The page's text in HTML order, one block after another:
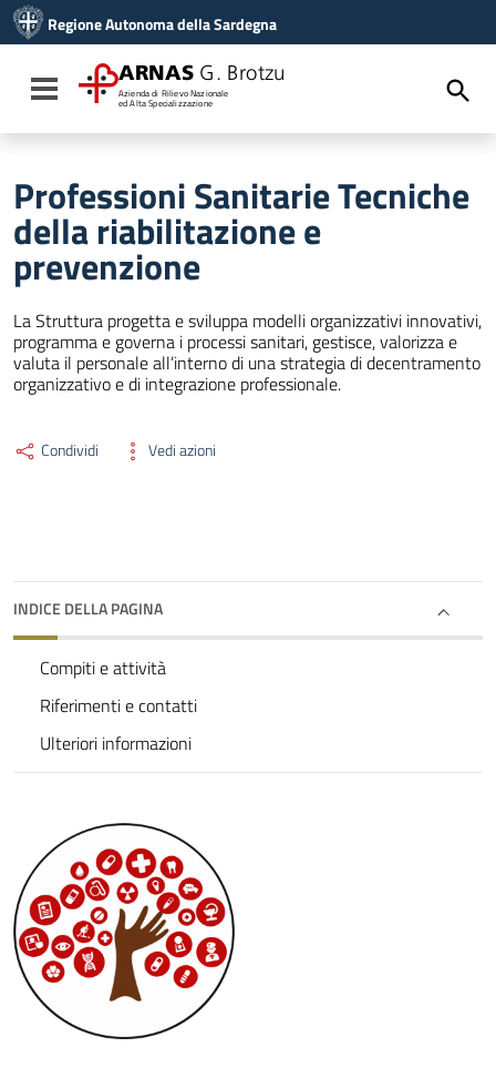
Vai al menu di navigazione
Vai al footer
Regione Autonoma della Sardegna
Toggle navigation
ARNAS G. Brotzu
Azienda di Rilievo Nazionale
ed Alta Specializzazione
Professioni Sanitarie Tecniche
della riabilitazione e
prevenzione
La Struttura progetta e sviluppa modelli organizzativi innovativi,
programma e governa i processi sanitari, gestisce, valorizza e
valuta il personale all’interno di una strategia di decentramento
organizzativo e di integrazione professionale.
Condividi Vedi azioni
INDICE DELLA PAGINA
Compiti e attività
Riferimenti e contatti
Ulteriori informazioni